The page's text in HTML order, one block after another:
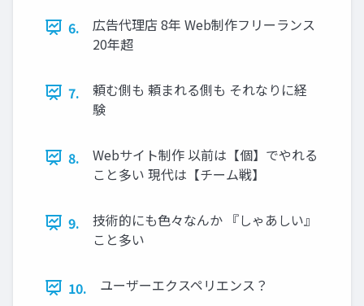
6.
広告代理店 8年 Web制作フリーランス
20年超
7.
頼む側も 頼まれる側も それなりに経
験
8.
Webサイト制作 以前は【個】でやれる
こと多い 現代は【チーム戦】
9.
技術的にも色々なんか 『しゃあしい』
こと多い
10. ユーザーエクスペリエンス？